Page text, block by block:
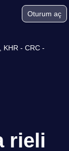
Oturum aç
KHR - CRC -
rieli